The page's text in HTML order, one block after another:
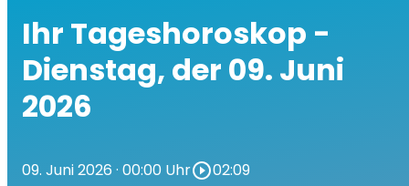
Ihr Tageshoroskop -
Dienstag, der 09. Juni
2026
09. Juni 2026 · 00:00 Uhrplay_circle_outline02:09